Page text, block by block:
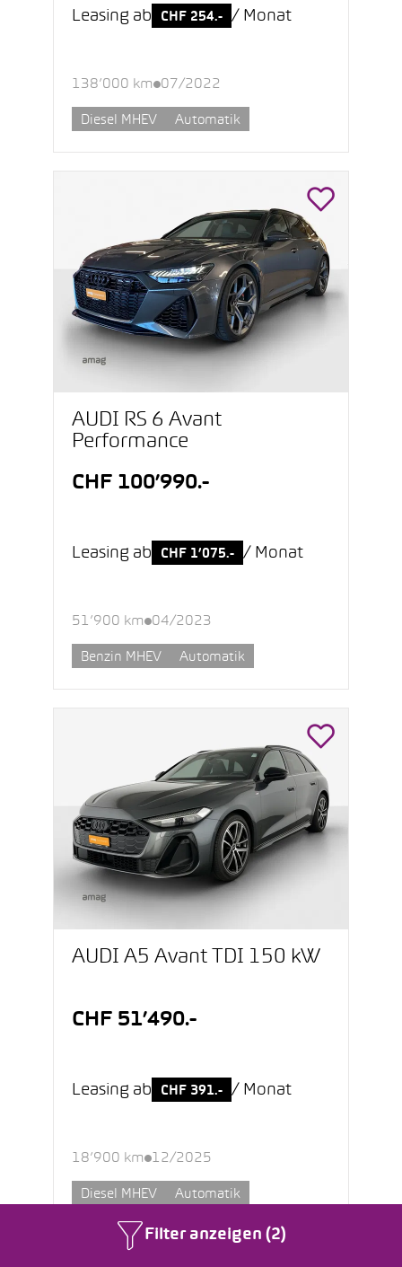
Filter anzeigen (2)
Leasing ab CHF 254.- / Monat
138’000 km 07/2022
Diesel MHEV Automatik
AUDI RS 6 Avant
Performance
CHF 100’990.-
Leasing ab CHF 1’075.- / Monat
51’900 km 04/2023
Benzin MHEV Automatik
AUDI A5 Avant TDI 150 kW
CHF 51’490.-
Leasing ab CHF 391.- / Monat
18’900 km 12/2025
Diesel MHEV Automatik